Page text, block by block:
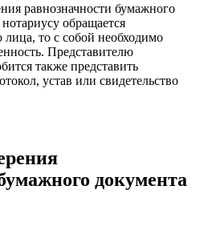
равнозначности бумажного
обращается
лица, то с собой необходимо
Представителю
также представить
устав или свидетельство
документа